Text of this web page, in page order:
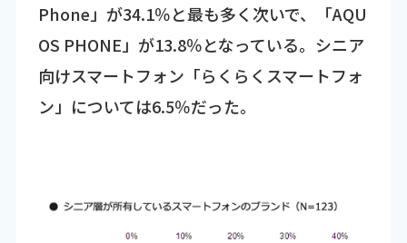
Phone」が34.1％と最も多く次いで、「AQU
OS PHONE」が13.8％となっている。シニア
向けスマートフォン「らくらくスマートフォ
ン」については6.5％だった。